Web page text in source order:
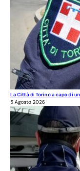
La Città di Torino a capo di
5 Agosto 2026